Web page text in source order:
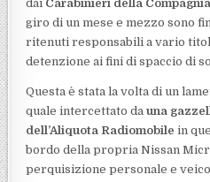
dai Carabinieri della
giro di un mese e mezzo sono
ritenuti responsabili a vario
detenzione ai fini di spaccio di
Questa è stata la volta di un
quale intercettato dauna
dell’Aliquota Radiomobile in
bordo della propria Nissan
perquisizione personale e